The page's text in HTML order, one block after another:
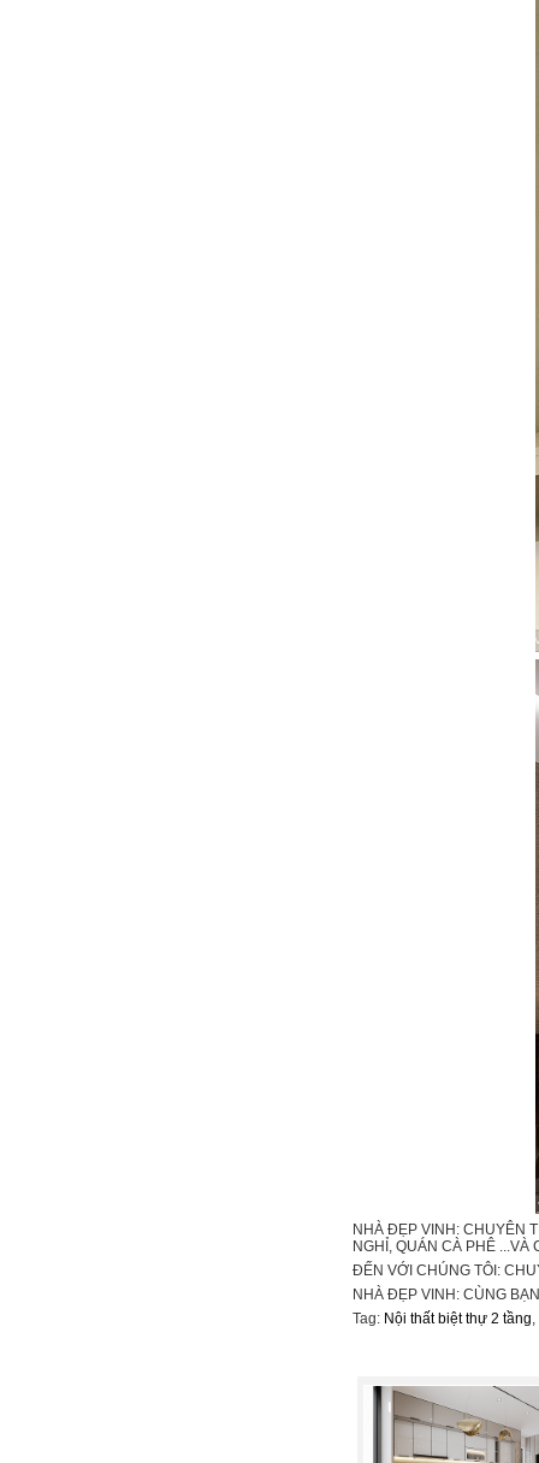
NHÀ ĐẸP VINH: CHUYÊN
NGHỈ, QUÁN CÀ PHÊ ...VÀ
ĐẾN VỚI CHÚNG TÔI:
NHÀ ĐẸP VINH: CÙNG
Tag: Nội thất biệt thự 2 tầng,